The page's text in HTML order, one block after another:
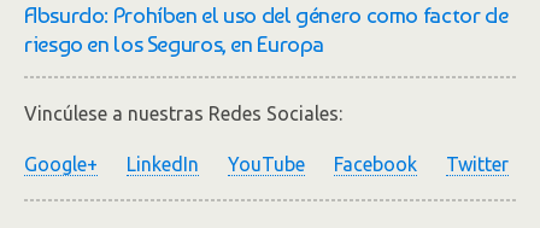
Absurdo: Prohíben el uso del género como factor de
riesgo en los Seguros, en Europa
Vincúlese a nuestras Redes Sociales:
Google+ LinkedIn YouTube Facebook Twitter